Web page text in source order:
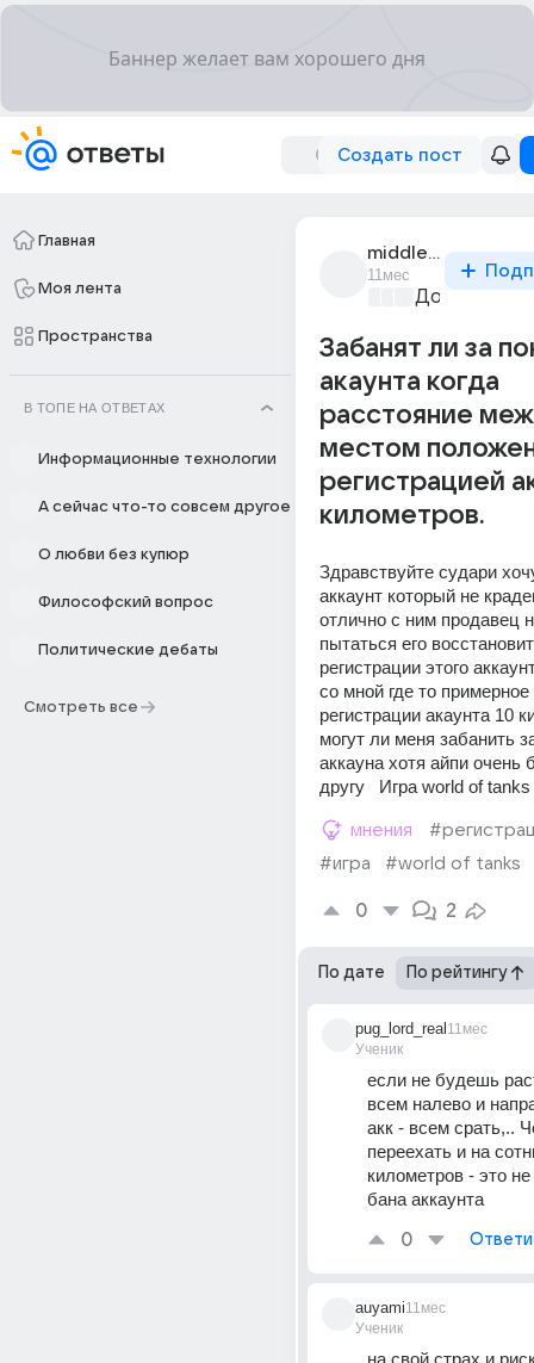
Создать пост
Главная
Моя лента
Пространства
В ТОПЕ НА ОТВЕТАХ
Информационные технологии
А сейчас что-то совсем другое
О любви без купюр
Философский вопрос
Политические дебаты
Смотреть все
middle_1503
11мес
Документы
Забанят ли за
акаунта когда
расстояние
местом
регистрацией
километров.
Здравствуйте судари
аккаунт который не
отлично с ним продавец
пытаться его
регистрации этого
со мной где то примерное
регистрации акаунта 10
могут ли меня забанить
аккауна хотя айпи очень
другу   Игра world of
мнения
#игра
#world of tanks
0 2
По дате По рейтингу
pug_lord_real
Ученик
11мес
если не будешь
всем налево и
акк - всем срать,..
переехать и на
километров - это
бана аккаунта
0
auyami
Ученик
11мес
на свой страх и